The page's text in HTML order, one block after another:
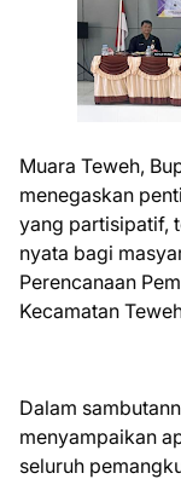
Muara Teweh,
menegaskan
yang partisipatif,
nyata bagi
Perencanaan
Kecamatan
Dalam
menyampaikan
seluruh